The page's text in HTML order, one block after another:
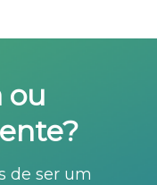
ou
de ser um